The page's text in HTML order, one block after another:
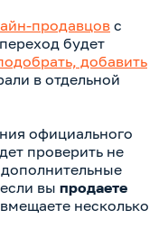
продавцовс
будет
добавить
в отдельной
официального
проверить не
вы продаете
несколько